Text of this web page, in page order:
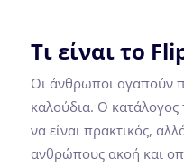
Τι είναι το
Οι άνθρωποι αγαπούν
καλούδια. Ο κατάλογος
να είναι πρακτικός,
ανθρώπους ακοή και